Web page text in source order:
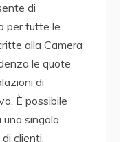
di
per tutte le
alla Camera
le quote
di
È possibile
singola
clienti.